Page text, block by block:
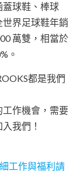
蓋球鞋、棒球
界足球鞋年銷
萬雙，相當於
。
都是我們
作機會，需要
我們！
工作與福利請